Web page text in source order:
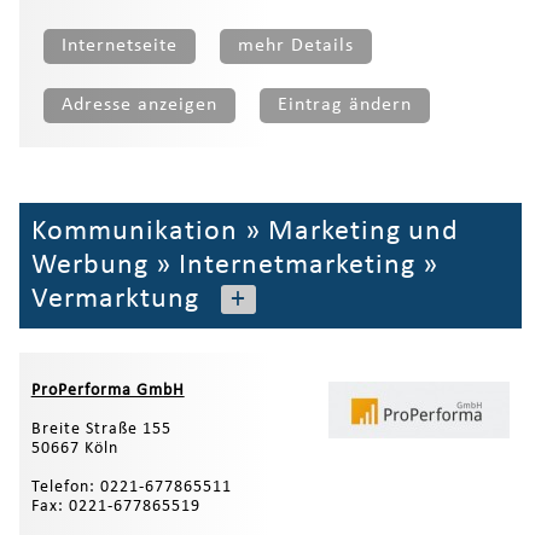
Internetseite mehr Details
Adresse anzeigen Eintrag ändern
Kommunikation » Marketing und
Werbung » Internetmarketing »
Vermarktung
+
ProPerforma GmbH
Breite Straße 155
50667 Köln
Telefon: 0221-677865511
Fax: 0221-677865519